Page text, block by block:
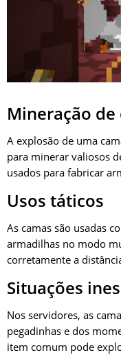
Mineração
A explosão de uma
para minerar valiosos
usados para fabricar
Usos táticos
As camas são usadas
armadilhas no modo
corretamente a
Situações
Nos servidores, as
pegadinhas e dos
item comum pode